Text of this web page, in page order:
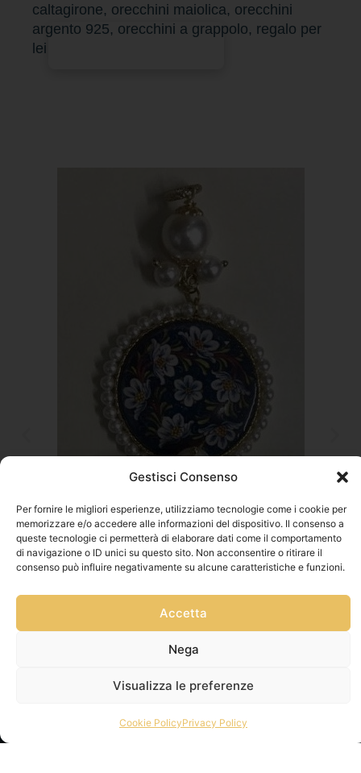
Gestisci Consenso
Per fornire le migliori esperienze, utilizziamo tecnologie come i cookie per
memorizzare e/o accedere alle informazioni del dispositivo. Il consenso a
queste tecnologie ci permetterà di elaborare dati come il comportamento
di navigazione o ID unici su questo sito. Non acconsentire o ritirare il
consenso può influire negativamente su alcune caratteristiche e funzioni.
Accetta
Nega
Visualizza le preferenze
Cookie PolicyPrivacy Policy
caltagirone, orecchini maiolica, orecchini
argento 925, orecchini a grappolo, regalo per
lei